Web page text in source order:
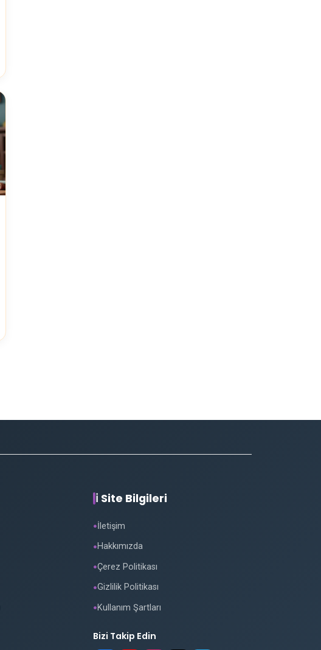
ℹ️ Site Bilgileri
●İletişim
● Hakkımızda
●Çerez Politikası
●Gizlilik Politikası
● Kullanım Şartları
Bizi Takip Edin